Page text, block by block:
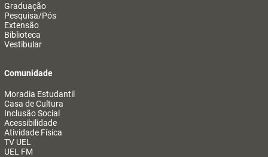
Graduação
Pesquisa/Pós
Extensão
Biblioteca
Vestibular
Comunidade
Moradia Estudantil
Casa de Cultura
Inclusão Social
Acessibilidade
Atividade Física
TV UEL
UEL FM